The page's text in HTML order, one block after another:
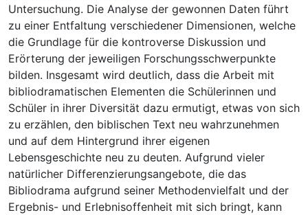
Untersuchung. Die Analyse der gewonnen Daten führt
zu einer Entfaltung verschiedener Dimensionen, welche
die Grundlage für die kontroverse Diskussion und
Erörterung der jeweiligen Forschungsschwerpunkte
bilden. Insgesamt wird deutlich, dass die Arbeit mit
bibliodramatischen Elementen die Schülerinnen und
Schüler in ihrer Diversität dazu ermutigt, etwas von sich
zu erzählen, den biblischen Text neu wahrzunehmen
und auf dem Hintergrund ihrer eigenen
Lebensgeschichte neu zu deuten. Aufgrund vieler
natürlicher Differenzierungsangebote, die das
Bibliodrama aufgrund seiner Methodenvielfalt und der
Ergebnis- und Erlebnisoffenheit mit sich bringt, kann